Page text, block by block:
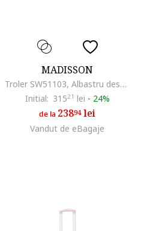
MADISSON
Troler SW51103, Albastru deschis
Initial: 31521 lei - 24%
de la 23894lei
Vandut de eBagaje